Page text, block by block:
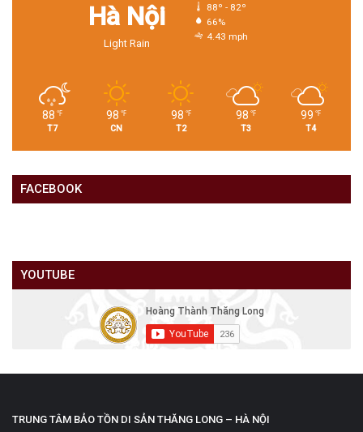
Hà Nội
Light Rain
88º - 82º
66%
4.43 mph
88 ℉
T7
98 ℉
CN
98 ℉
T2
98 ℉
T3
99 ℉
T4
FACEBOOK
YOUTUBE
TRUNG TÂM BẢO TỒN DI SẢN THĂNG LONG – HÀ NỘI